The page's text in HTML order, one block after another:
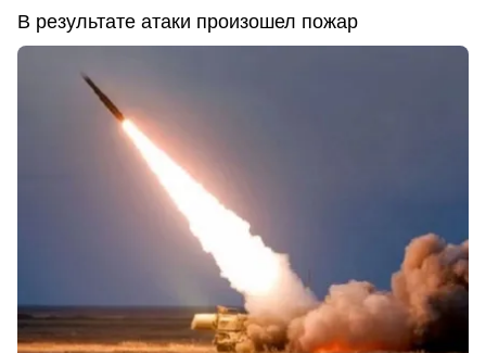
В результате атаки произошел пожар